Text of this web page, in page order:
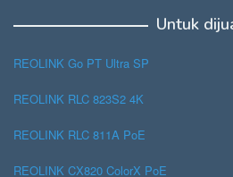
Untuk
REOLINK Go PT Ultra SP
REOLINK RLC 823S2 4K
REOLINK RLC 811A PoE
REOLINK CX820 ColorX PoE